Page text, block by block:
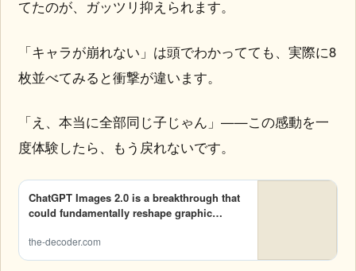
てたのが、ガッツリ抑えられます。
「キャラが崩れない」は頭でわかってても、実際に8
枚並べてみると衝撃が違います。
「え、本当に全部同じ子じゃん」——この感動を一
度体験したら、もう戻れないです。
ChatGPT Images 2.0 is a breakthrough that could
fundamentally reshape graphic generation